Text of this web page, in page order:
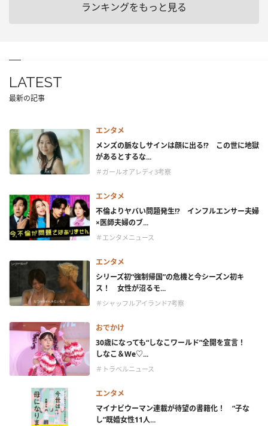
ランキングをもっと見る
LATEST
最新の記事
エンタメ
メンズの脈なしサインは顔に出る!? この世に地獄
があるとするな...
＃ガールオアレディ3考察
エンタメ
不倫よりヤバい問題発生!? インフルエンサー夫婦
×医師夫婦のブ...
＃エンタメニュース
エンタメ
シリーズ初“強制帰国”の危機と今シーズン初キ
ス！ 女性が沼るモ...
＃シャッフルアイランド7考察
おでかけ
30歳になっても“しなこワールド”全開を宣言！
しなこ＆We♡...
＃トラベルニュース
エンタメ
マイナビウーマン連載が待望の書籍化！ “子な
し”既婚女性11人...